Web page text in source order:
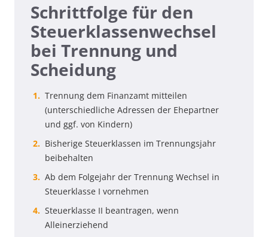
Schrittfolge für den
Steuerklassenwechsel
bei Trennung und
Scheidung
Trennung dem Finanzamt mitteilen
(unterschiedliche Adressen der Ehepartner
und ggf. von Kindern)
Bisherige Steuerklassen im Trennungsjahr
beibehalten
Ab dem Folgejahr der Trennung Wechsel in
Steuerklasse I vornehmen
Steuerklasse II beantragen, wenn
Alleinerziehend